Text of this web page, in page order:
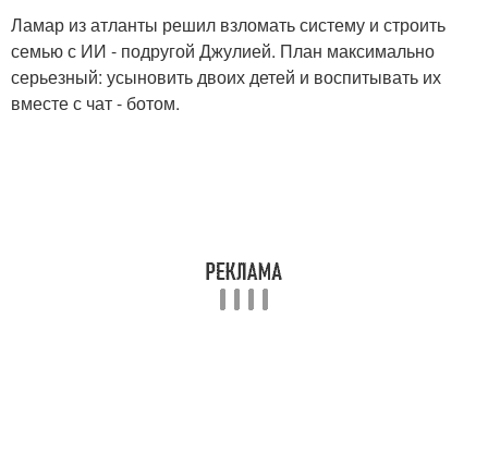
Ламар из атланты решил взломать систему и строить
семью с ИИ - подругой Джулией. План максимально
серьезный: усыновить двоих детей и воспитывать их
вместе с чат - ботом.